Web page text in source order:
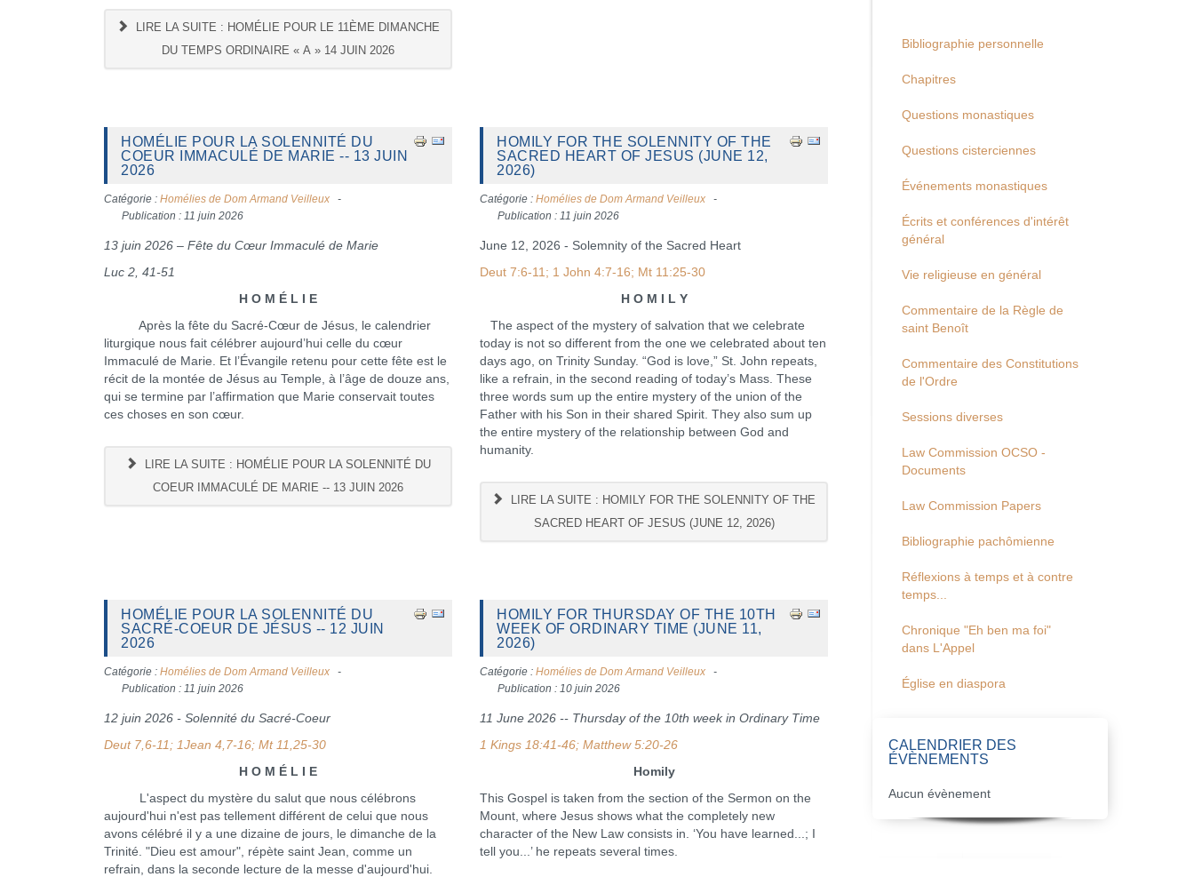
LIRE LA SUITE : HOMÉLIE POUR LE 11ÈME DIMANCHE
DU TEMPS ORDINAIRE « A » 14 JUIN 2026
HOMÉLIE POUR LA SOLENNITÉ DU
COEUR IMMACULÉ DE MARIE -- 13 JUIN
2026
Catégorie : Homélies de Dom Armand Veilleux
Publication : 11 juin 2026
13 juin 2026 – Fête du Cœur Immaculé de Marie
Luc 2, 41-51
H O M É L I E
Après la fête du Sacré-Cœur de Jésus, le calendrier
liturgique nous fait célébrer aujourd’hui celle du cœur
Immaculé de Marie. Et l’Évangile retenu pour cette fête est le
récit de la montée de Jésus au Temple, à l’âge de douze ans,
qui se termine par l’affirmation que Marie conservait toutes
ces choses en son cœur.
LIRE LA SUITE : HOMÉLIE POUR LA SOLENNITÉ DU
COEUR IMMACULÉ DE MARIE -- 13 JUIN 2026
HOMILY FOR THE SOLENNITY OF THE
SACRED HEART OF JESUS (JUNE 12,
2026)
Catégorie :Homélies de Dom Armand Veilleux
Publication : 11 juin 2026
June 12, 2026 - Solemnity of the Sacred Heart
Deut 7:6-11; 1 John 4:7-16; Mt 11:25-30
H O M I L Y
The aspect of the mystery of salvation that we celebrate
today is not so different from the one we celebrated about ten
days ago, on Trinity Sunday. “God is love,” St. John repeats,
like a refrain, in the second reading of today’s Mass. These
three words sum up the entire mystery of the union of the
Father with his Son in their shared Spirit. They also sum up
the entire mystery of the relationship between God and
humanity.
LIRE LA SUITE : HOMILY FOR THE SOLENNITY OF THE
SACRED HEART OF JESUS (JUNE 12, 2026)
HOMÉLIE POUR LA SOLENNITÉ DU
SACRÉ-COEUR DE JÉSUS -- 12 JUIN
2026
Catégorie : Homélies de Dom Armand Veilleux
Publication : 11 juin 2026
12 juin 2026 - Solennité du Sacré-Coeur
Deut 7,6-11; 1Jean 4,7-16; Mt 11,25-30
H O M É L I E
L'aspect du mystère du salut que nous célébrons
aujourd'hui n'est pas tellement différent de celui que nous
avons célébré il y a une dizaine de jours, le dimanche de la
Trinité. "Dieu est amour", répète saint Jean, comme un
refrain, dans la seconde lecture de la messe d'aujourd'hui.
HOMILY FOR THURSDAY OF THE 10TH
WEEK OF ORDINARY TIME (JUNE 11,
2026)
Catégorie :Homélies de Dom Armand Veilleux
Publication : 10 juin 2026
11 June 2026 -- Thursday of the 10th week in Ordinary Time
1 Kings 18:41-46; Matthew 5:20-26
Homily
This Gospel is taken from the section of the Sermon on the
Mount, where Jesus shows what the completely new
character of the New Law consists in. ‘You have learned...; I
tell you...’ he repeats several times.
Bibliographie personnelle
Chapitres
Questions monastiques
Questions cisterciennes
Événements monastiques
Écrits et conférences d'intérêt
général
Vie religieuse en général
Commentaire de la Règle de
saint Benoît
Commentaire des Constitutions
de l'Ordre
Sessions diverses
Law Commission OCSO -
Documents
Law Commission Papers
Bibliographie pachômienne
Réflexions à temps et à contre
temps...
Chronique "Eh ben ma foi"
dans L'Appel
Église en diaspora
CALENDRIER DES
ÉVÈNEMENTS
Aucun évènement